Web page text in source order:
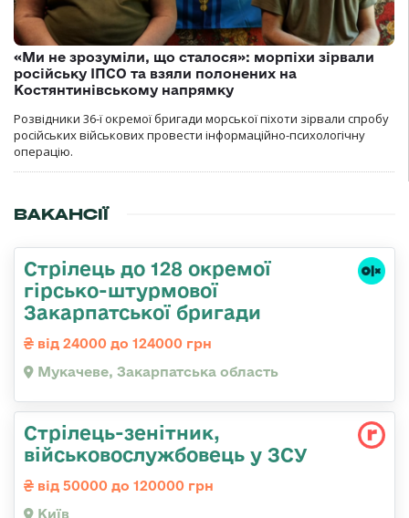
«Ми не зрозуміли, що сталося»: морпіхи зірвали
російську ІПСО та взяли полонених на
Костянтинівському напрямку
Розвідники 36-ї окремої бригади морської піхоти зірвали спробу
російських військових провести інформаційно-психологічну
операцію.
ВАКАНСІЇ
Стрілець до 128 окремої
гірсько-штурмової
Закарпатської бригади
від 24000 до 124000 грн
Мукачеве, Закарпатська область
Стрілець-зенітник,
військовослужбовець у ЗСУ
від 50000 до 120000 грн
Київ